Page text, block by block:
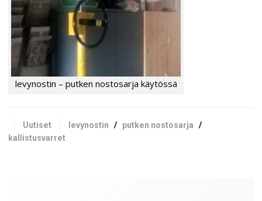
levynostin – putken nostosarja käytössä
Uutiset levynostin / putken nostosarja /
kallistusvarret